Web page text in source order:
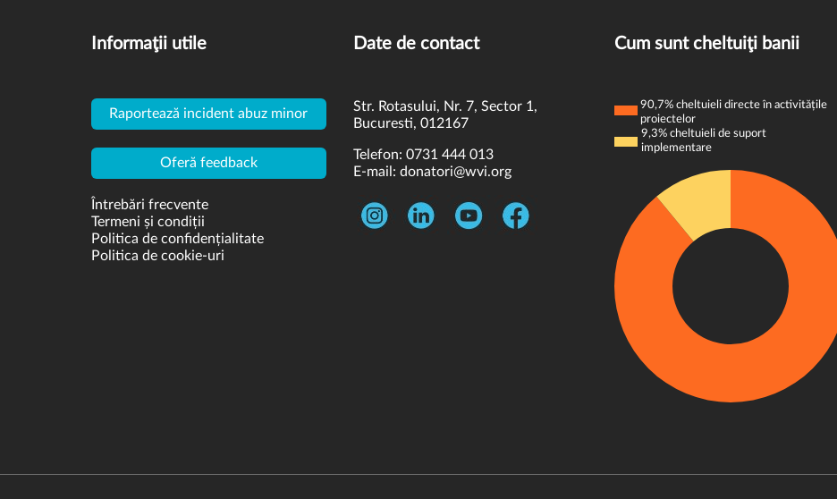
Informaţii utile
Raportează incident abuz minor
Oferă feedback
Întrebări frecvente
Termeni și condiții
Politica de confidențialitate
Politica de cookie-uri
Date de contact
Str. Rotasului, Nr. 7, Sector 1,
Bucuresti, 012167
Telefon: 0731 444 013
E-mail: donatori@wvi.org
Cum sunt cheltuiţi banii
90,7% cheltuieli directe în activitățile
proiectelor
9,3% cheltuieli de suport
implementare